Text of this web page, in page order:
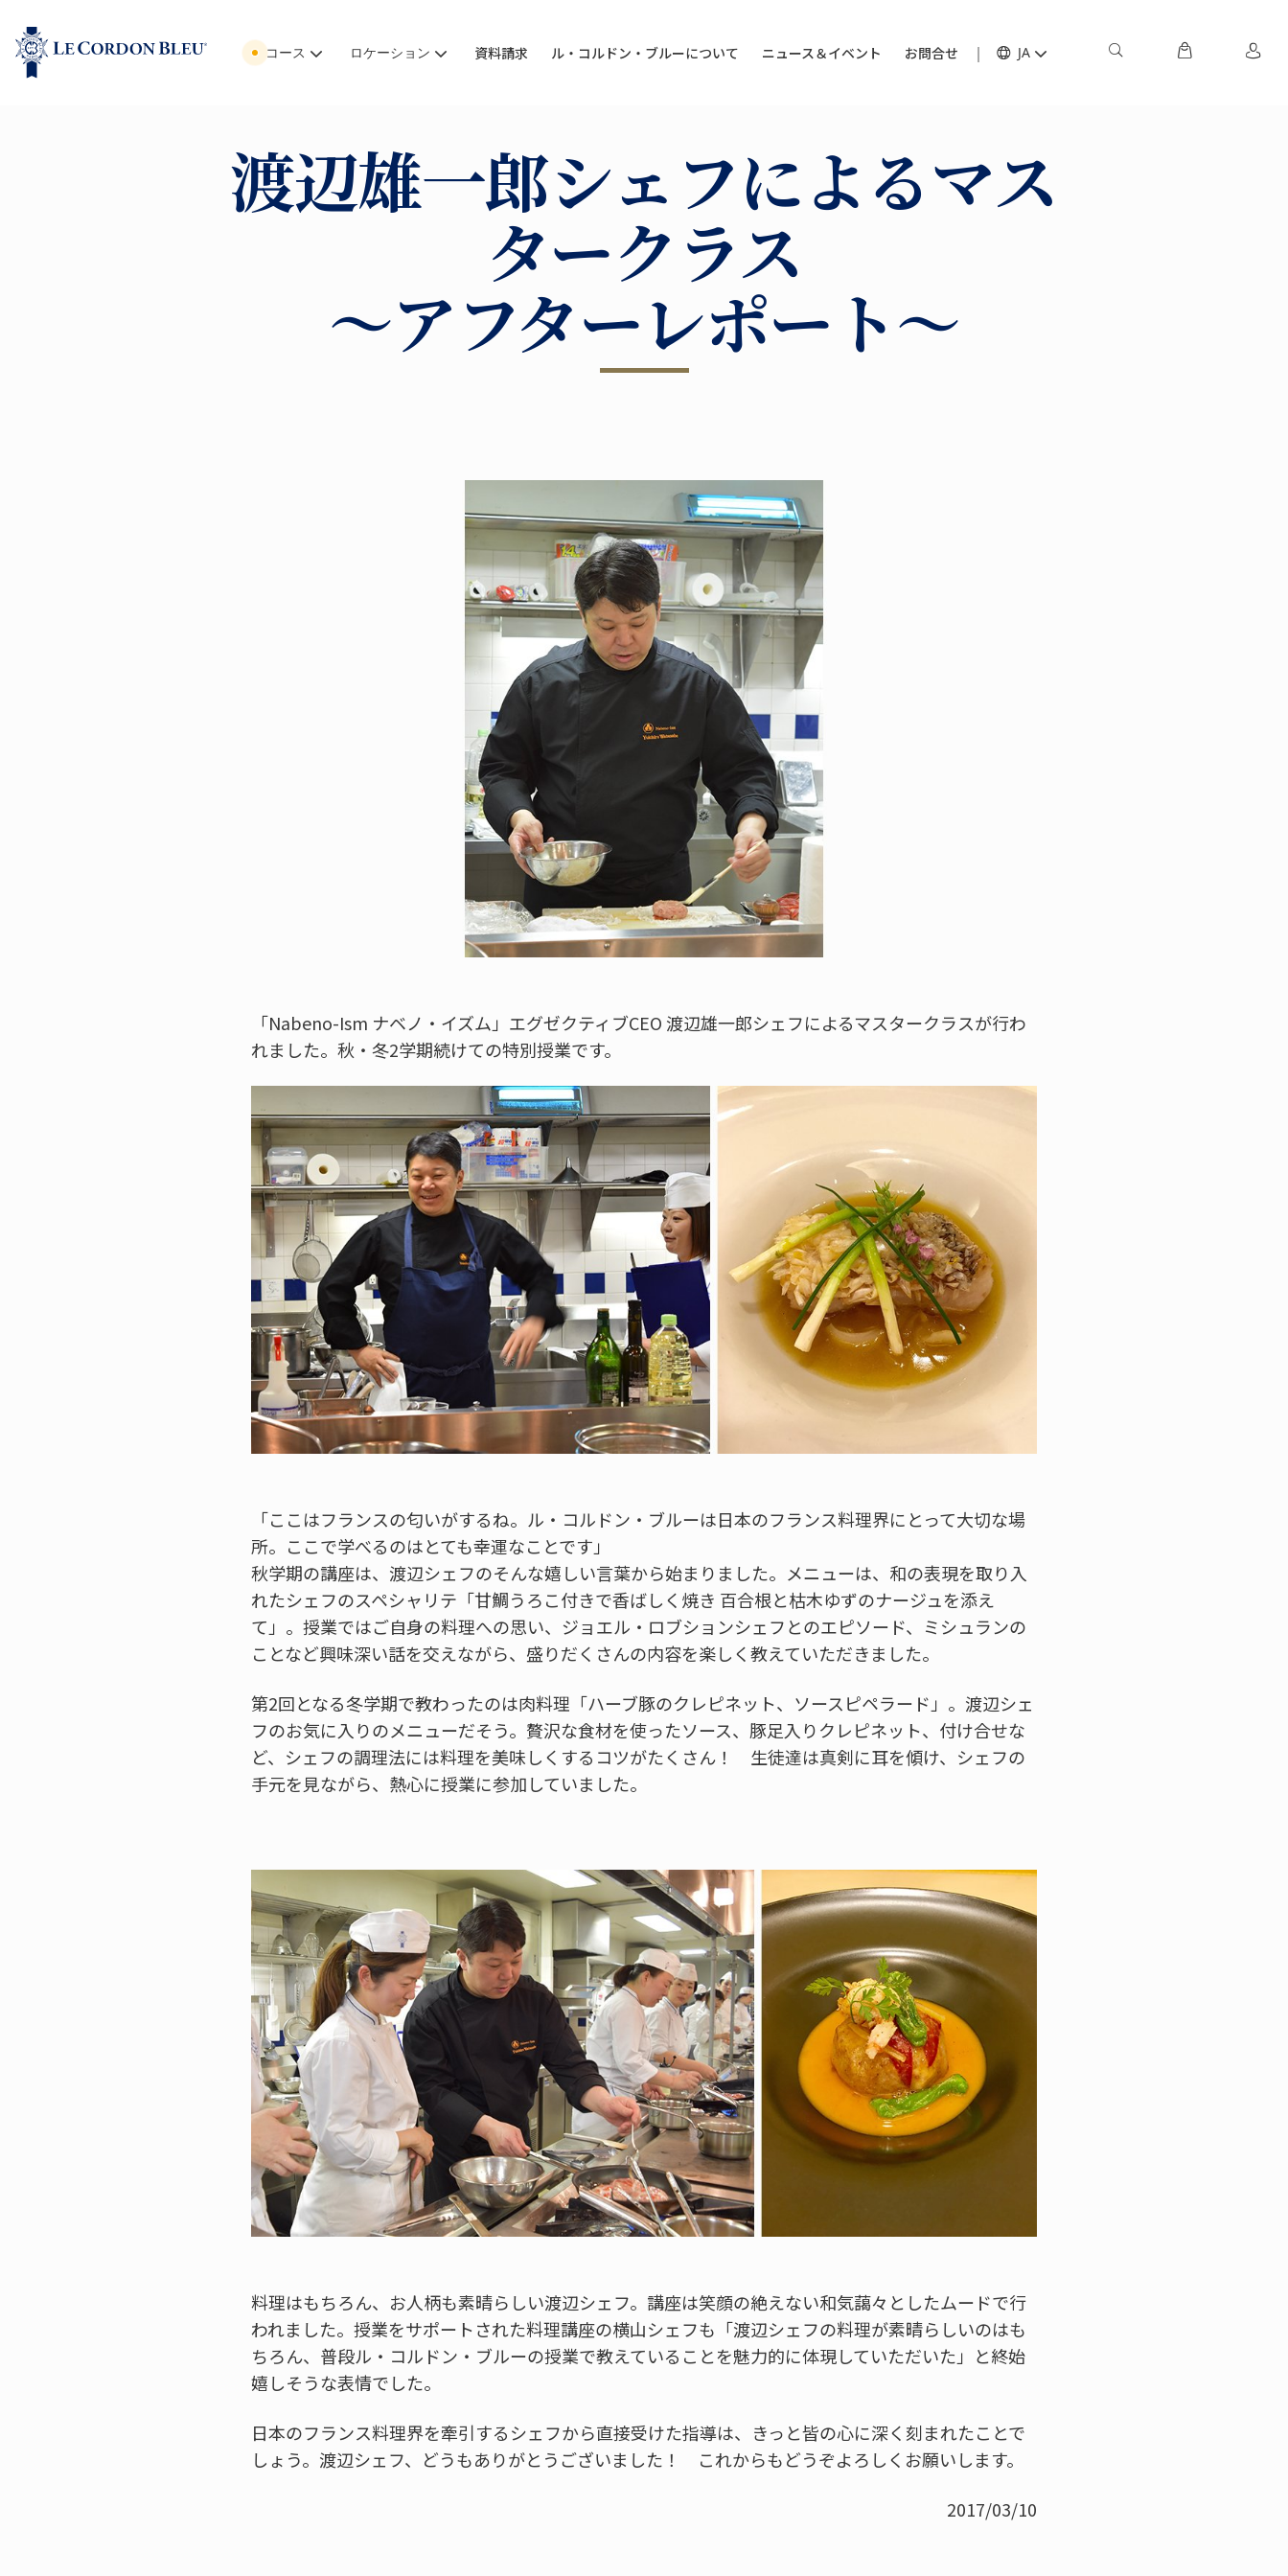
コース ロケーション 資料請求 ル・コルドン・ブルーについて ニュース＆イベント お問合せ JA
渡辺雄一郎シェフによるマス
タークラス
～アフターレポート～
「Nabeno-Ism ナベノ・イズム」エグゼクティブCEO 渡辺雄一郎シェフによるマスタークラスが行わ
れました。秋・冬2学期続けての特別授業です。
「ここはフランスの匂いがするね。ル・コルドン・ブルーは日本のフランス料理界にとって大切な場
所。ここで学べるのはとても幸運なことです」
秋学期の講座は、渡辺シェフのそんな嬉しい言葉から始まりました。メニューは、和の表現を取り入
れたシェフのスペシャリテ「甘鯛うろこ付きで香ばしく焼き 百合根と枯木ゆずのナージュを添え
て」。授業ではご自身の料理への思い、ジョエル・ロブションシェフとのエピソード、ミシュランの
ことなど興味深い話を交えながら、盛りだくさんの内容を楽しく教えていただきました。
第2回となる冬学期で教わったのは肉料理「ハーブ豚のクレピネット、ソースピペラード」。渡辺シェ
フのお気に入りのメニューだそう。贅沢な食材を使ったソース、豚足入りクレピネット、付け合せな
ど、シェフの調理法には料理を美味しくするコツがたくさん！ 生徒達は真剣に耳を傾け、シェフの
手元を見ながら、熱心に授業に参加していました。
料理はもちろん、お人柄も素晴らしい渡辺シェフ。講座は笑顔の絶えない和気藹々としたムードで行
われました。授業をサポートされた料理講座の横山シェフも「渡辺シェフの料理が素晴らしいのはも
ちろん、普段ル・コルドン・ブルーの授業で教えていることを魅力的に体現していただいた」と終始
嬉しそうな表情でした。
日本のフランス料理界を牽引するシェフから直接受けた指導は、きっと皆の心に深く刻まれたことで
しょう。渡辺シェフ、どうもありがとうございました！ これからもどうぞよろしくお願いします。
2017/03/10